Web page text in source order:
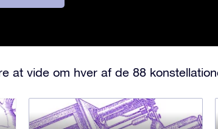
at vide om hver af de 88